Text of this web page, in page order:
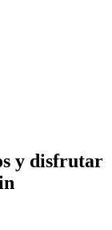
y disfrutar